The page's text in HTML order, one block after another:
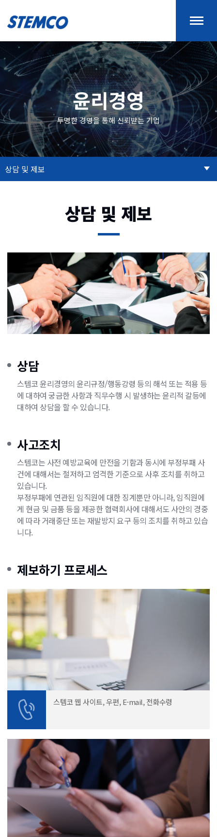
윤리경영
투명한 경영을 통해 신뢰받는 기업
상담 및 제보
상담 및 제보
상담
스템코 윤리경영의 윤리규정/행동강령 등의 해석 또는 적용 등
에 대하여 궁금한 사항과 직무수행 시 발생하는 윤리적 갈등에
대하여 상담을 할 수 있습니다.
사고조치
스템코는 사전 예방교육에 만전을 기함과 동시에 부정부패 사
건에 대해서는 철저하고 엄격한 기준으로 사후 조치를 취하고
있습니다.
부정부패에 연관된 임직원에 대한 징계뿐만 아니라, 임직원에
게 현금 및 금품 등을 제공한 협력회사에 대해서도 사안의 경중
에 따라 거래중단 또는 재발방지 요구 등의 조치를 취하고 있습
니다.
제보하기 프로세스
스템코 웹 사이트, 우편, E-mail, 전화수령